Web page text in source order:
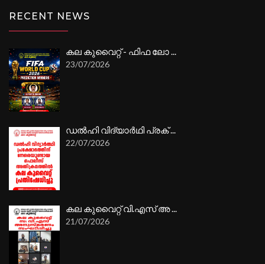
RECENT NEWS
കല കുവൈറ്റ് - ഫിഫ ലോ ...
23/07/2026
ഡൽഹി വിദ്യാർഥി പ്രക് ...
22/07/2026
കല കുവൈറ്റ് വി.എസ് അ ...
21/07/2026